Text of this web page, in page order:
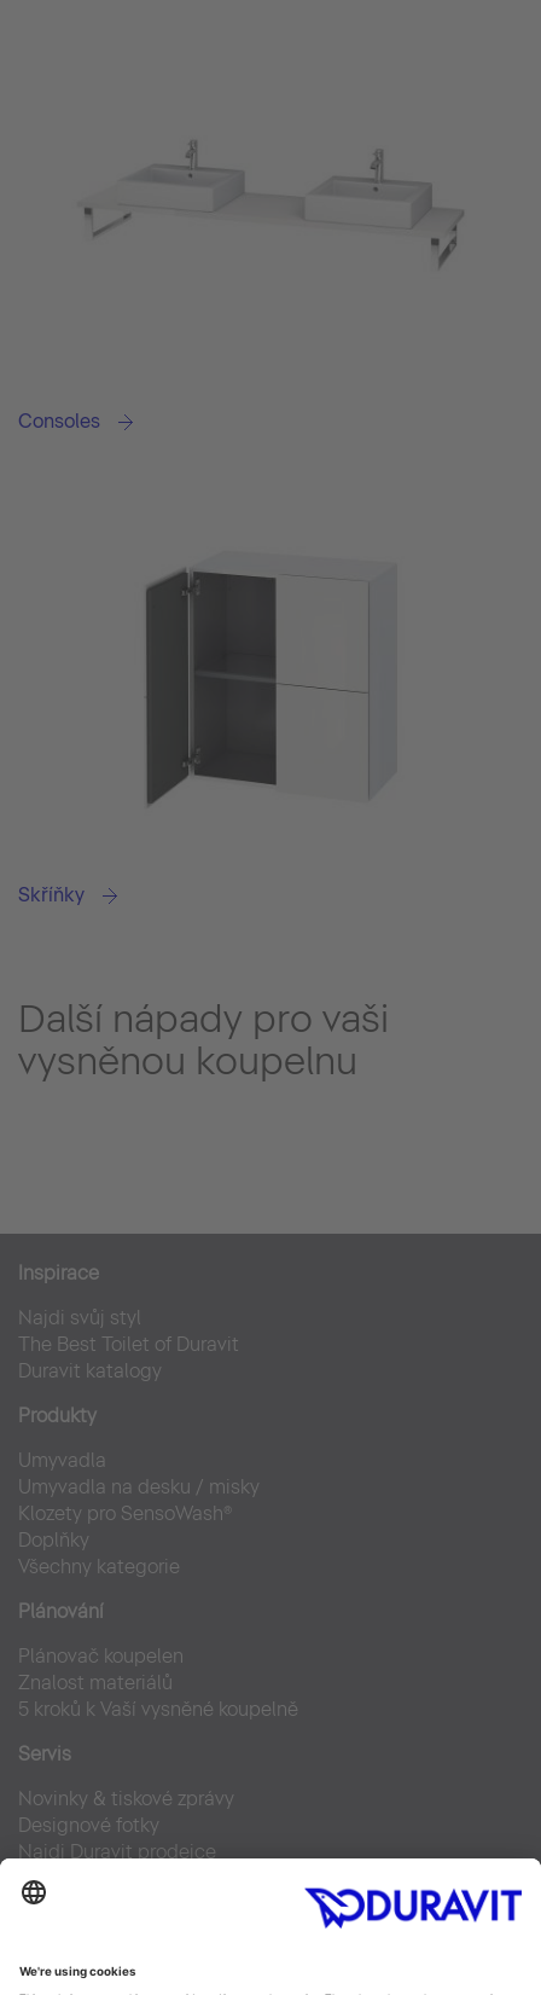
Consoles
Skříňky
Další nápady pro vaši
vysněnou koupelnu
Inspirace
Najdi svůj styl
The Best Toilet of Duravit
Duravit katalogy
Produkty
Umyvadla
Umyvadla na desku / misky
Klozety pro SensoWash®
Doplňky
Všechny kategorie
Plánování
Plánovač koupelen
Znalost materiálů
5 kroků k Vaší vysněné koupelně
Servis
Novinky & tiskové zprávy
Designové fotky
Najdi Duravit prodejce
Často kladené otázky
Facebook Instagram